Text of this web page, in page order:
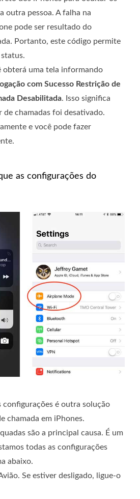
outra pessoa. A falha na
pode ser resultado do
Portanto, este código permite
obterá uma tela informando
com Sucesso Restrição de
Desabilitada. Isso significa
chamadas foi desativado.
e você pode fazer
as configurações do
é outra solução
chamada em iPhones.
são a principal causa. É um
todas as configurações
abaixo.
Se estiver desligado, ligue-o